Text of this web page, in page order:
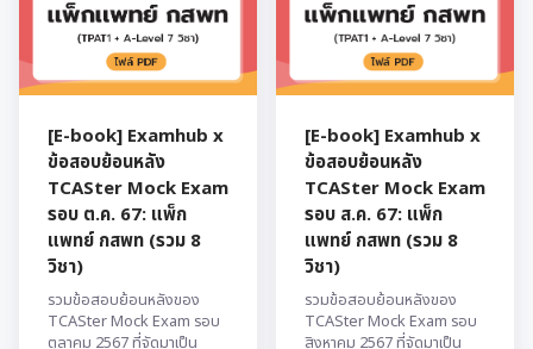
[E-book] Examhub x
ข้อสอบย้อนหลัง
TCASter Mock Exam
รอบ ต.ค. 67: แพ็ก
แพทย์ กสพท (รวม 8
วิชา)
รวมข้อสอบย้อนหลังของ
TCASter Mock Exam รอบ
ตุลาคม 2567 ที่จัดมาเป็น
[E-book] Examhub x
ข้อสอบย้อนหลัง
TCASter Mock Exam
รอบ ส.ค. 67: แพ็ก
แพทย์ กสพท (รวม 8
วิชา)
รวมข้อสอบย้อนหลังของ
TCASter Mock Exam รอบ
สิงหาคม 2567 ที่จัดมาเป็น